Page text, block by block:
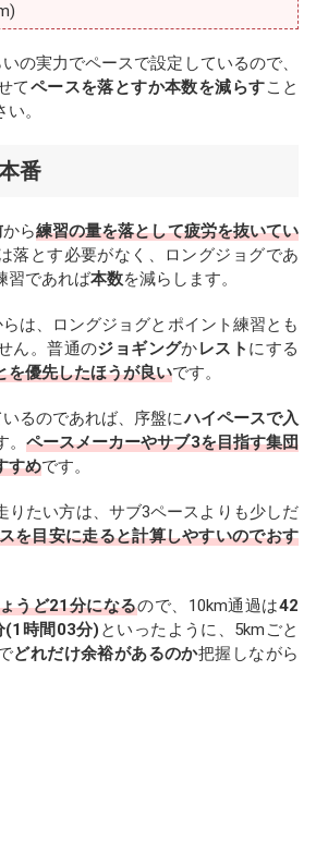
の実力でペースで設定しているので、
てペースを落とすか本数を減らすこと
。
番
から練習の量を落として疲労を抜いてい
落とす必要がなく、ロングジョグであ
習であれば本数を減らします。
らは、ロングジョグとポイント練習とも
ん。普通のジョギングかレスト にする
を優先したほうが良いです。
るのであれば、序盤にハイペースで入
ペースメーカーやサブ3を目指す集団
すめです。
りたい方は、サブ3ペースよりも少しだ
を目安に走ると計算しやすいのでおす
うど21分になるので、10km通過は42
(1時間03分) といったように、5kmごと
どれだけ余裕があるのか把握しながら